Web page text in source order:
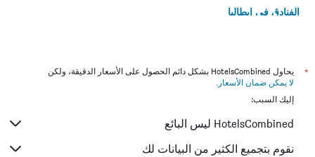
الفنادق في إيطاليا
*
يحاول HotelsCombined بشكل دائم الحصول على الأسعار الدقيقة، ولكن
لا يمكن ضمان الأسعار .
إليك السبب:
HotelsCombined ليس البائع
نقوم بتجميع الكثير من البيانات لك